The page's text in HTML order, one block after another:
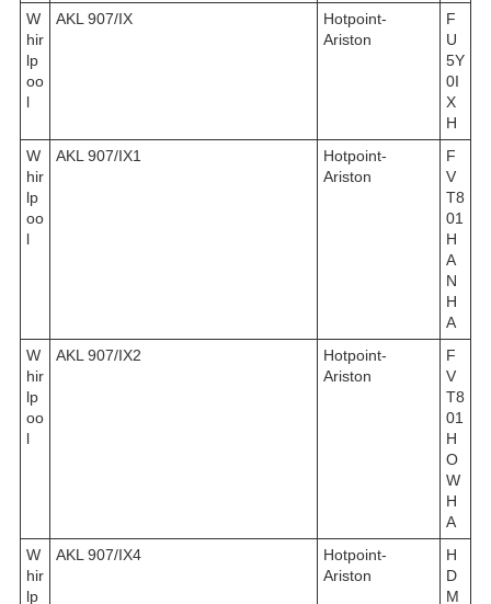
W
hir
lp
oo
l
AKL 907/IX
Hotpoint-
Ariston
F
U
5Y
0I
X
H
W
hir
lp
oo
l
AKL 907/IX1
Hotpoint-
Ariston
F
V
T8
01
H
A
N
H
A
W
hir
lp
oo
l
AKL 907/IX2
Hotpoint-
Ariston
F
V
T8
01
H
O
W
H
A
W
hir
lp
AKL 907/IX4
Hotpoint-
Ariston
H
D
M